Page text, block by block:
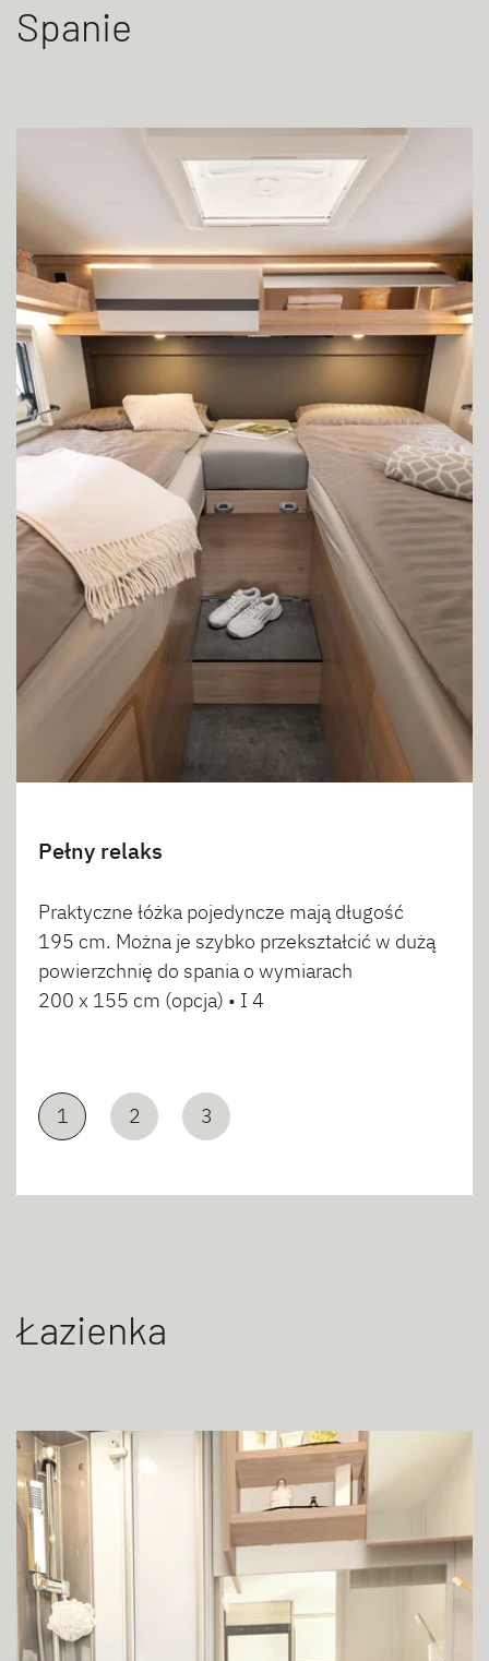
Spanie
Pełny relaks
Praktyczne łóżka pojedyncze mają długość
195 cm. Można je szybko przekształcić w dużą
powierzchnię do spania o wymiarach
200 x 155 cm (opcja) • I 4
1 2 3
Łazienka